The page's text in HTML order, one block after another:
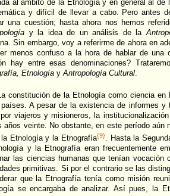
al ámbito de la Etnología y en general al de
y difícil de llevar a cabo. Pero antes
una cuestión; hasta ahora nos hemos
y la idea de un análisis de la
Sin embargo, voy a referirme de ahora en
menos confuso a la hora de hablar de una
hay entre esas denominaciones?
Etnología y Antropología Cultural
La constitución de la Etnología como ciencia
A pesar de la existencia de informes y
viajeros y misioneros, la
años veinte. No obstante, en este período aún
Etnología y la Etnografía{9}. Hasta la
y la Etnografía eran frecuentemente
las ciencias humanas que tenían vocación
primitivas. Si por el contrario se las
que la Etnografía tenía como misión
se encargaba de analizar. Así pues, la